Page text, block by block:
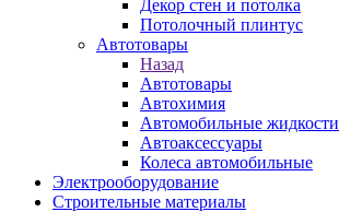
Декор стен и потолка
Потолочный плинтус
Автотовары
Назад
Автотовары
Автохимия
Автомобильные жидкости
Автоаксессуары
Колеса автомобильные
Электрооборудование
Строительные материалы